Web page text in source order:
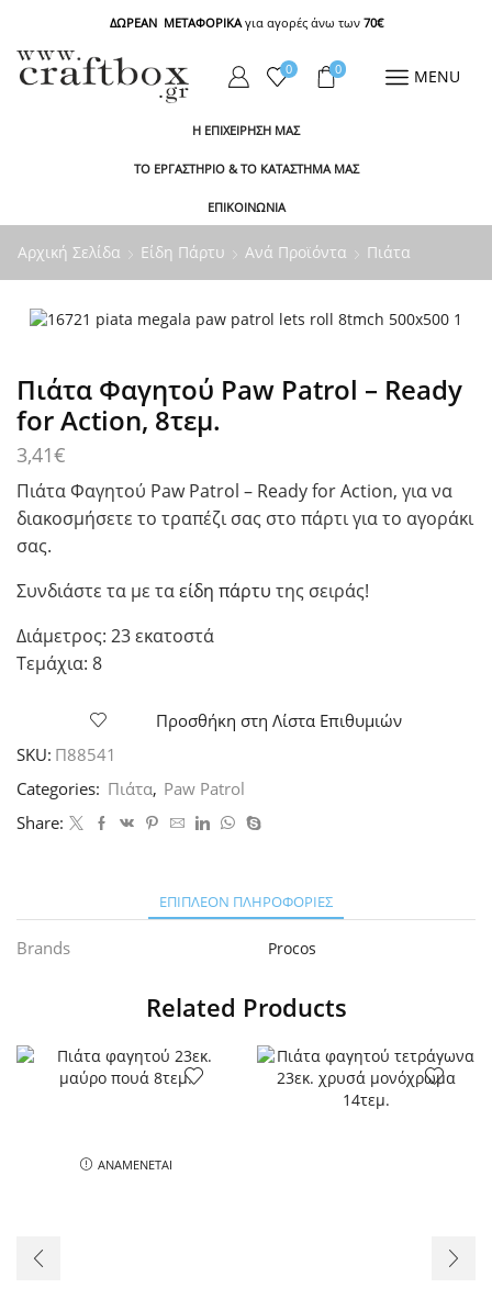
ΔΩΡΕΑΝ ΜΕΤΑΦΟΡΙΚΑγια αγορές άνω των 70€
0 0 MENU
Η ΕΠΙΧΕΙΡΗΣΗ ΜΑΣ
ΤΟ ΕΡΓΑΣΤΗΡΙΟ & ΤΟ ΚΑΤΑΣΤΗΜΑ ΜΑΣ
ΕΠΙΚΟΙΝΩΝΙΑ
Αρχική Σελίδα Είδη Πάρτυ Ανά Προϊόντα Πιάτα
Πιάτα Φαγητού Paw Patrol – Ready
for Action, 8τεμ.
3,41€
Πιάτα Φαγητού Paw Patrol – Ready for Action, για να
διακοσμήσετε το τραπέζι σας στο πάρτι για το αγοράκι
σας.
Συνδιάστε τα με ταείδη πάρτυ της σειράς!
Διάμετρος: 23 εκατοστά
Τεμάχια: 8
Προσθήκη στη Λίστα Επιθυμιών
SKU: Π88541
Categories: Πιάτα, Paw Patrol
Share:
ΕΠΙΠΛΈΟΝ ΠΛΗΡΟΦΟΡΊΕΣ
Brands Procos
Related Products
ΑΝΑΜΈΝΕΤΑΙ